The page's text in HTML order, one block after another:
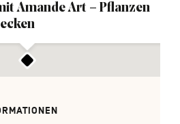
Amande Art – Pflanzen